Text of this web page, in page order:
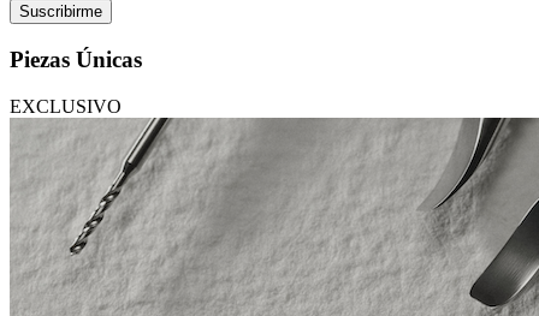
Suscribirme
Piezas Únicas
EXCLUSIVO